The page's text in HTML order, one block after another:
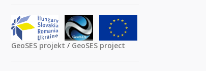
GeoSES projekt / GeoSES project